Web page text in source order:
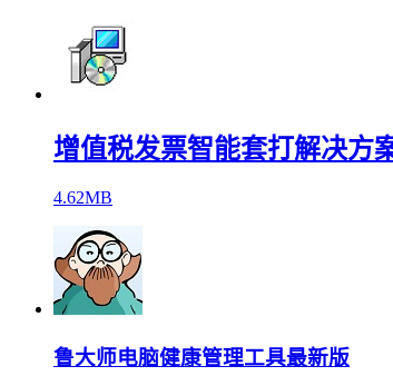
增值税发票智能套打解决方
4.62MB
鲁大师电脑健康管理工具最新版